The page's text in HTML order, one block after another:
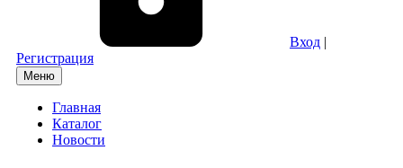
Вход |
Регистрация
Меню
Главная
Каталог
Новости